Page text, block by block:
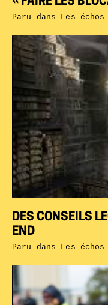
DES CONSEILS
END
Paru dans Les
Paru dans Les